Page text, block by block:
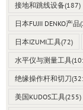
接地和跳线设备(187)
日本FUJII DENKO产品
日本IZUMI工具(72)
水平仪与测量工具
绝缘操作杆和切刀
美国KUDOS工具(255)